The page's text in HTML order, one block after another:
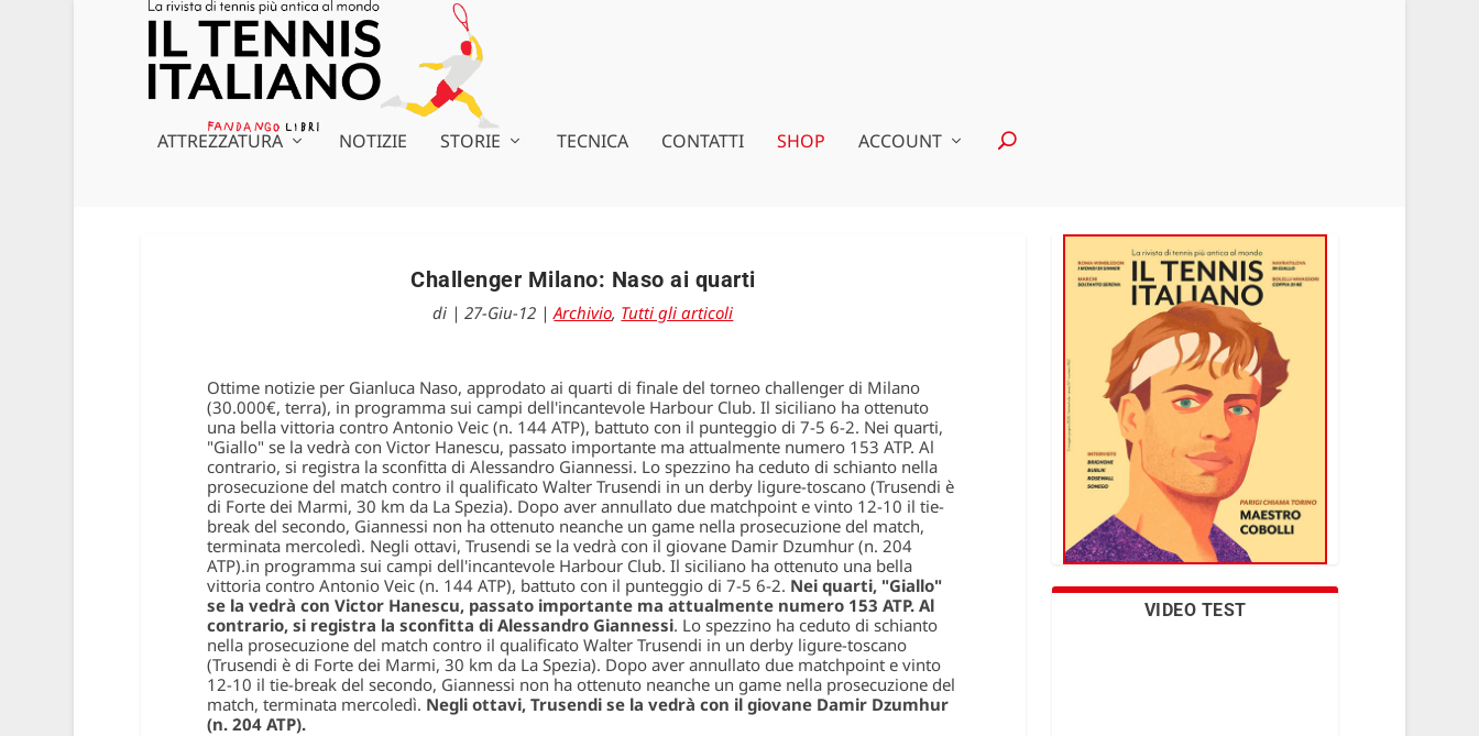
ATTREZZATURA NOTIZIE STORIE TECNICA CONTATTI SHOP ACCOUNT
Challenger Milano: Naso ai quarti
di |27-Giu-12 |Archivio, Tutti gli articoli
Ottime notizie per Gianluca Naso, approdato ai quarti di finale del torneo challenger di Milano
(30.000€, terra), in programma sui campi dell'incantevole Harbour Club. Il siciliano ha ottenuto
una bella vittoria contro Antonio Veic (n. 144 ATP), battuto con il punteggio di 7-5 6-2. Nei quarti,
"Giallo" se la vedrà con Victor Hanescu, passato importante ma attualmente numero 153 ATP. Al
contrario, si registra la sconfitta di Alessandro Giannessi. Lo spezzino ha ceduto di schianto nella
prosecuzione del match contro il qualificato Walter Trusendi in un derby ligure-toscano (Trusendi è
di Forte dei Marmi, 30 km da La Spezia). Dopo aver annullato due matchpoint e vinto 12-10 il tie-
break del secondo, Giannessi non ha ottenuto neanche un game nella prosecuzione del match,
terminata mercoledì. Negli ottavi, Trusendi se la vedrà con il giovane Damir Dzumhur (n. 204
ATP).in programma sui campi dell'incantevole Harbour Club. Il siciliano ha ottenuto una bella
vittoria contro Antonio Veic (n. 144 ATP), battuto con il punteggio di 7-5 6-2. Nei quarti, "Giallo"
se la vedrà con Victor Hanescu, passato importante ma attualmente numero 153 ATP. Al
contrario, si registra la sconfitta di Alessandro Giannessi. Lo spezzino ha ceduto di schianto
nella prosecuzione del match contro il qualificato Walter Trusendi in un derby ligure-toscano
(Trusendi è di Forte dei Marmi, 30 km da La Spezia). Dopo aver annullato due matchpoint e vinto
12-10 il tie-break del secondo, Giannessi non ha ottenuto neanche un game nella prosecuzione del
match, terminata mercoledì. Negli ottavi, Trusendi se la vedrà con il giovane Damir Dzumhur
(n. 204 ATP).
VIDEO TEST